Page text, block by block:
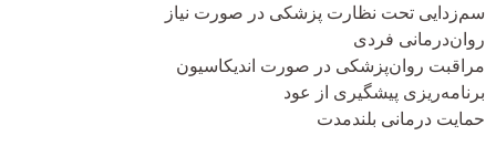
سم‌زدایی تحت نظارت پزشکی در صورت نیاز
روان‌درمانی فردی
مراقبت روان‌پزشکی در صورت اندیکاسیون
برنامه‌ریزی پیشگیری از عود
حمایت درمانی بلندمدت